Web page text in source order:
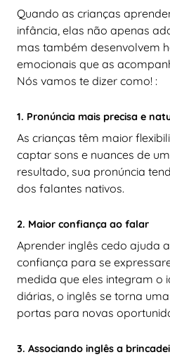
Quando as crianças
infância, elas não apenas
mas também desenvolvem
emocionais que as
Nós vamos te dizer como! :
1. Pronúncia mais precisa e
As crianças têm maior
captar sons e nuances de
resultado, sua pronúncia
dos falantes nativos.
2. Maior confiança ao falar
Aprender inglês cedo ajuda
confiança para se
medida que eles integram o
diárias, o inglês se torna
portas para novas
3. Associando inglês a